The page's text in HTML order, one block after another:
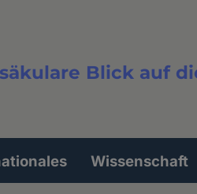
Blick auf
Wissenschaft